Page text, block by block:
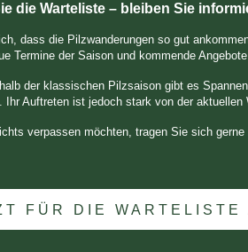
die Warteliste – bleiben Sie
dass die Pilzwanderungen so gut
Termine der Saison und kommende
der klassischen Pilzsaison gibt es
Ihr Auftreten ist jedoch stark von der
verpassen möchten, tragen Sie sich
FÜR DIE WARTELISTE